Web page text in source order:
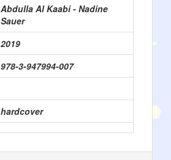
Abdulla Al Kaabi - Nadine
Sauer
2019
978-3-947994-007
hardcover